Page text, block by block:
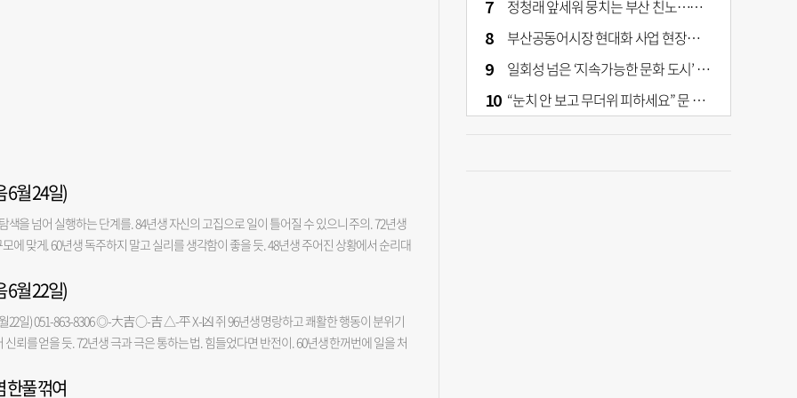
6월 24일)
넘어 실행하는 단계를. 84년생 자신의 고집으로 일이 틀어질 수 있으니 주의. 72년생
에 맞게. 60년생 독주하지 말고 실리를 생각함이 좋을 듯. 48년생 주어진 상황에서 순리대
끝까지 해보면 성과가 있다. 73년생 작은 기회는 살릴 수 있으니 실속 있게 움직일 것. 61
야 보너스가 생길 듯. 86년생 눈앞의 실익보다 신용 축적에 힘쓰면 좋을 듯. 74년생 주
. 62년생 남의 시선을 의식하지 말고 독창적인 활동을 구해 보는 것도. 50년생 현실성은
로 친구를 잃을 수 있으니 겸손함으로 행동해야. 75년생 중간에서 조율을 잘해야 일이 이
6월 22일)
22일) 051-863-8306 ◎-大吉 ○-吉 △-平 X-凶 쥐 96년생 명랑하고 쾌활한 행동이 분위기
뢰를 얻을 듯. 72년생 극과 극은 통하는 법. 힘들었다면 반전이. 60년생 한꺼번에 일을 처
고 문제의 근원을 찾아야. 85년생 버리고 정리할 것은 과감하고 신속하게. 73년생 남
한풀 꺾여
정청래 앞세워 뭉치는 부산 친노…전대 결과가 부산 민주 세력 판도 바꾼다
부산공동어시장 현대화 사업 현장서 오염토 발견
일회성 넘은 ‘지속가능한 문화 도시’ 원동력은 시민 지지 [부산은 열려 있다]
“눈치 안 보고 무더위 피하세요” 문 활짝 연 은행·마트